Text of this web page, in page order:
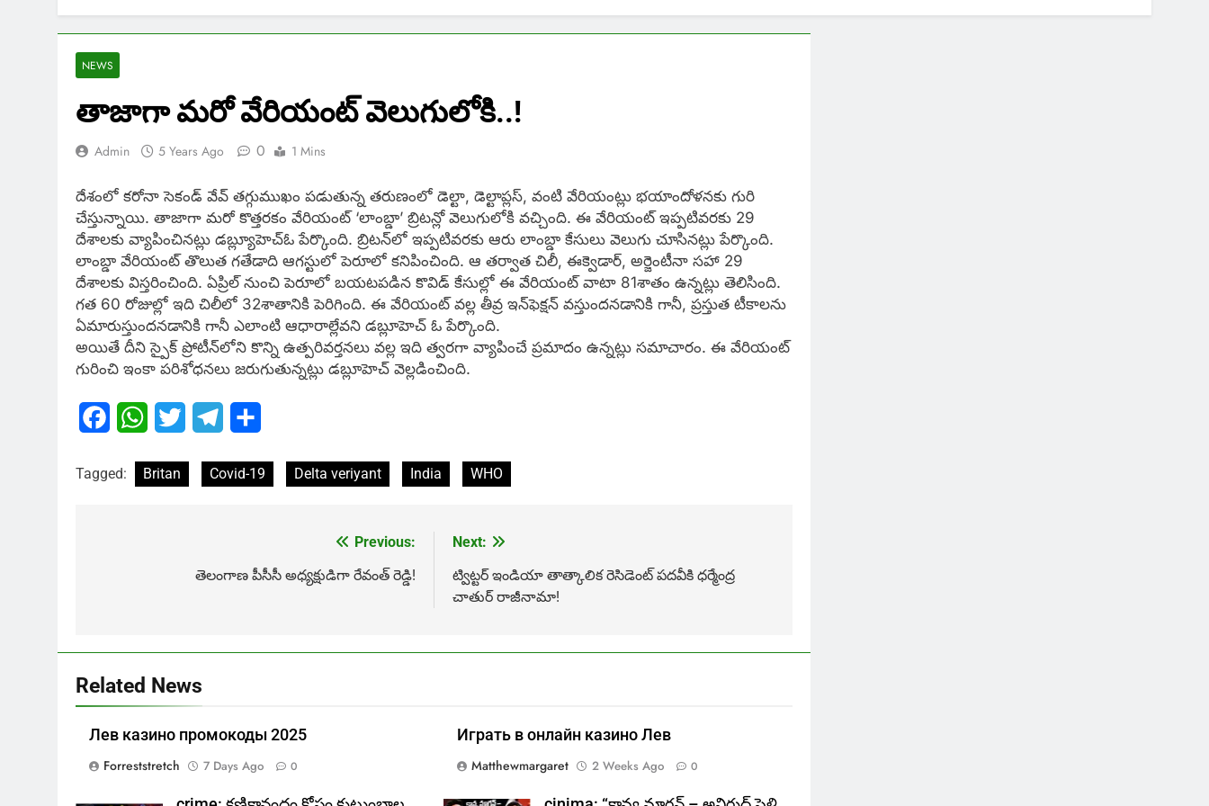
NEWS
తాజాగా మరో వేరియంట్ వెలుగులోకి..!
Admin 5 Years Ago 0 1 Mins
దేశంలో కరోనా సెకండ్ వేవ్ తగ్గుముఖం పడుతున్న తరుణంలో డెల్టా, డెల్టాప్లస్​, వంటి వేరియంట్లు భయాందోళనకు గురి
చేస్తున్నాయి. తాజాగా మరో కొత్తరకం వేరియంట్ ‘లాంబ్డా’​ బ్రిటన్లో వెలుగులోకి వచ్చింది. ఈ వేరియంట్​ ఇప్పటివరకు 29
దేశాలకు వ్యాపించినట్లు డబ్ల్యూహెచ్​ఓ పేర్కొంది. బ్రిటన్​లో ఇప్పటివరకు ఆరు లాంబ్డా కేసులు వెలుగు చూసినట్లు పేర్కొంది.
లాంబ్డా వేరియంట్ తొలుత గతేడాది ఆగస్టులో పెరూలో కనిపించింది. ఆ తర్వాత చిలీ, ఈక్వెడార్​, అర్జెంటీనా సహా 29
దేశాలకు విస్తరించింది. ఏప్రిల్ నుంచి పెరూలో బయటపడిన కొవిడ్​ కేసుల్లో ఈ వేరియంట్​ వాటా 81శాతం ఉన్నట్లు తెలిసింది.
గత 60 రోజుల్లో ఇది చిలీలో 32శాతానికి పెరిగింది. ఈ వేరియంట్ వల్ల తీవ్ర ఇన్​ఫెక్షన్​ వస్తుందనడానికి గానీ, ప్రస్తుత టీకాలను
ఏమారుస్తుందనడానికి గానీ ఎలాంటి ఆధారాల్లేవని డబ్లూహెచ్ ఓ పేర్కొంది.
అయితే దీని స్పైక్​ ప్రోటీన్​లోని కొన్ని ఉత్పరివర్తనలు వల్ల ఇది త్వరగా వ్యాపించే ప్రమాదం ఉన్నట్లు సమాచారం. ఈ వేరియంట్
గురించి ఇంకా పరిశోధనలు జరుగుతున్నట్లు డబ్లూహెచ్ వెల్లడించింది.
FacebookWhatsApp
Twitter Telegram
Tagged: Britan Covid-19 Delta veriyant India WHO
Previous:
తెలంగాణ పీసీసీ అధ్యక్షుడిగా రేవంత్ రెడ్డి!
Next:
ట్విట్టర్ ఇండియా తాత్కాలిక రెసిడెంట్‌ పదవీకి ధర్మేంద్ర
చాతుర్‌ రాజీనామా!
Related News
Лев казино промокоды 2025
Forreststretch
7 Days Ago 0
Играть в онлайн казино Лев
Matthewmargaret
2 Weeks Ago 0